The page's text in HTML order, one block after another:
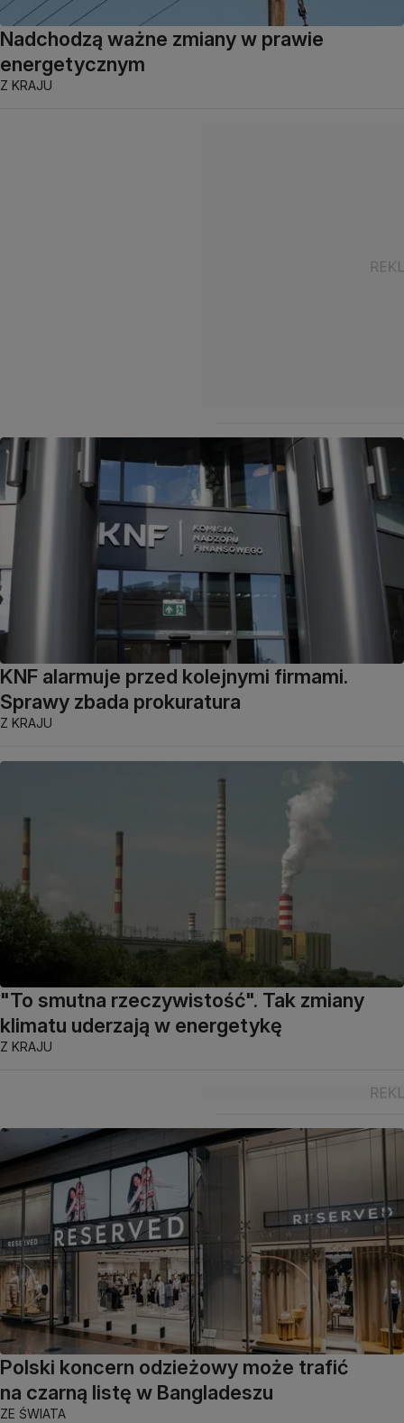
Nadchodzą ważne zmiany w prawie
energetycznym
Z KRAJU
KNF alarmuje przed kolejnymi firmami.
Sprawy zbada prokuratura
Z KRAJU
"To smutna rzeczywistość". Tak zmiany
klimatu uderzają w energetykę
Z KRAJU
Polski koncern odzieżowy może trafić
na czarną listę w Bangladeszu
ZE ŚWIATA